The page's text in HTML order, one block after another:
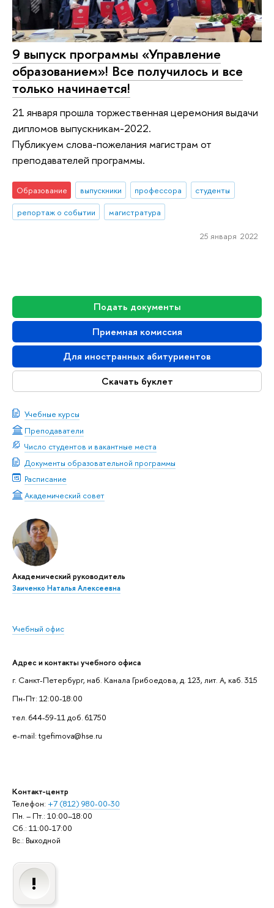
Подать документы
Приемная комиссия
Для иностранных абитуриентов
Скачать буклет
Учебные курсы
Преподаватели
Число студентов и вакантные места
Документы образовательной программы
Расписание
Академический совет
Академический руководитель
Заиченко Наталья Алексеевна
Учебный офис
Адрес и контакты учебного офиса
г. Санкт-Петербург, наб. Канала Грибоедова, д. 123, лит. А, каб. 315
Пн-Пт: 12:00-18:00
тел. 644-59-11 доб. 61750
e-mail: tgefimova@hse.ru
Контакт-центр
Телефон: +7 (812) 980-00-30
Пн. – Пт.: 10:00–18:00
Сб.: 11:00-17:00
Вс.: Выходной
9 выпуск программы «Управление
образованием»! Все получилось и все
только начинается!
21 января прошла торжественная церемония выдачи
дипломов выпускникам-2022.
Публикуем слова-пожелания магистрам от
преподавателей программы.
Образование выпускники профессора
студенты
репортаж о событии
магистратура
25 января 2022